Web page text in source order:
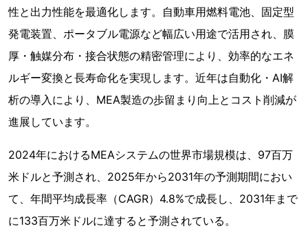
性と出力性能を最適化します。自動車用燃料電池、固定型
発電装置、ポータブル電源など幅広い用途で活用され、膜
厚・触媒分布・接合状態の精密管理により、効率的なエネ
ルギー変換と長寿命化を実現します。近年は自動化・AI解
析の導入により、MEA製造の歩留まり向上とコスト削減が
進展しています。
2024年におけるMEAシステムの世界市場規模は、97百万
米ドルと予測され、2025年から2031年の予測期間におい
て、年間平均成長率（CAGR）4.8%で成長し、2031年まで
に133百万米ドルに達すると予測されている。